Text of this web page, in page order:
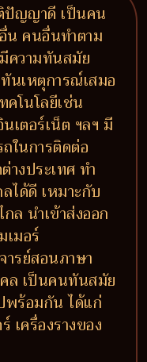
ปัญญาดี เป็นคน
น คนอื่นทำตาม
ความทันสมัย
นเหตุการณ์เสมอ
คโนโลยีเช่น
เตอร์เน็ต ฯลฯ มี
ในการติดต่อ
างประเทศ ทำ
ได้ดี เหมาะกับ
ล นำเข้าส่งออก
มอร์
ารย์สอนภาษา
ล เป็นคนทันสมัย
พร้อมกัน ได้แก่
เครื่องรางของ